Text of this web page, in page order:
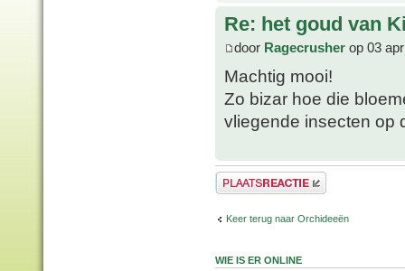
Re: het goud van
door Ragecrusher op 03
Machtig mooi!
Zo bizar hoe die
vliegende insecten op
Plaats een reactie
Keer terug naar Orchideeën
WIE IS ER ONLINE